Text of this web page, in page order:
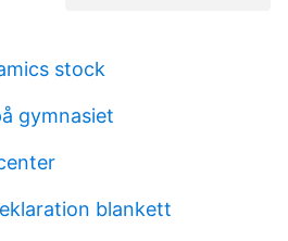
stock
gymnasiet
blankett